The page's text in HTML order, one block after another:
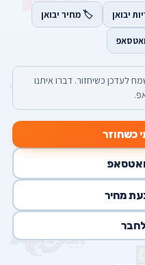
יבואן 🏷️ מחיר יבואן
לעדכן כשיחזור. דברו איתנו
כשחוזר
מחיר